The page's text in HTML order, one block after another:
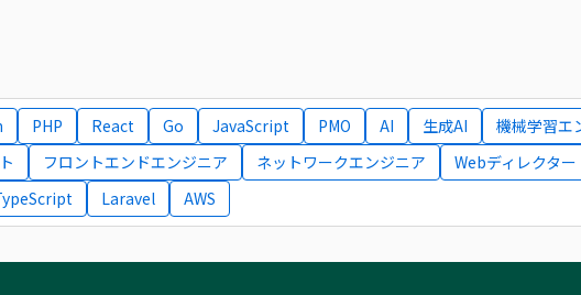
PHP React Go JavaScript PMO AI 生成AI
機械学習エ
フロントエンドエンジニア ネットワークエンジニア Webディレクター
Laravel AWS